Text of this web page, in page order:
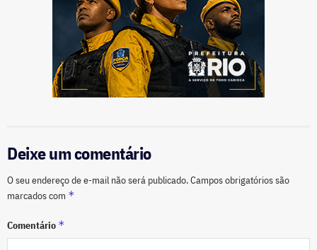
Deixe um comentário
O seu endereço de e-mail não será publicado.Campos obrigatórios são
marcados com *
Comentário *